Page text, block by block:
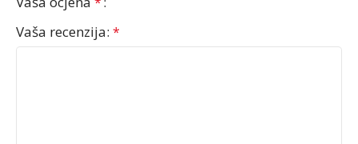
Vaša recenzija: *